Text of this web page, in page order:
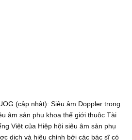
(cập nhật): Siêu âm Doppler trong
âm sản phụ khoa thế giới thuộc Tài
Việt của Hiệp hội siêu âm sản phụ
dịch và hiệu chỉnh bởi các bác sĩ có